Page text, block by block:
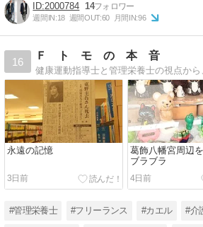
2000784 14
週間IN:18 週間OUT:60 月間IN:96
16
Ｆ ト モ の 本 音
永遠の記憶
3日前
葛飾八幡宮周辺
ブラブラ
4日前
#管理栄養士 #フリーランス #カエル #介